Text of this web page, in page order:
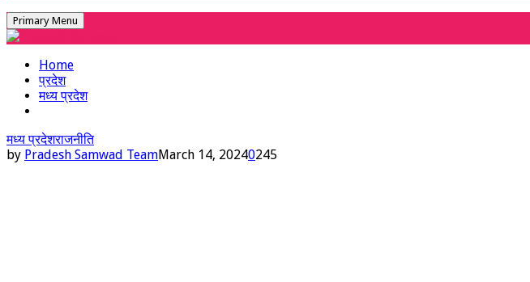
Primary Menu
Home
प्रदेश
मध्य प्रदेश
मध्य प्रदेशराजनीति
by Pradesh Samwad TeamMarch 14, 20240245